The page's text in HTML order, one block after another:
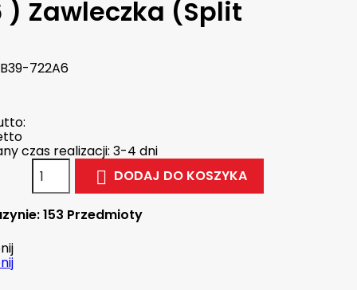
) Zawleczka (Split
722A6
czas realizacji: 3-4 dni
 DODAJ DO KOSZYKA
153 Przedmioty